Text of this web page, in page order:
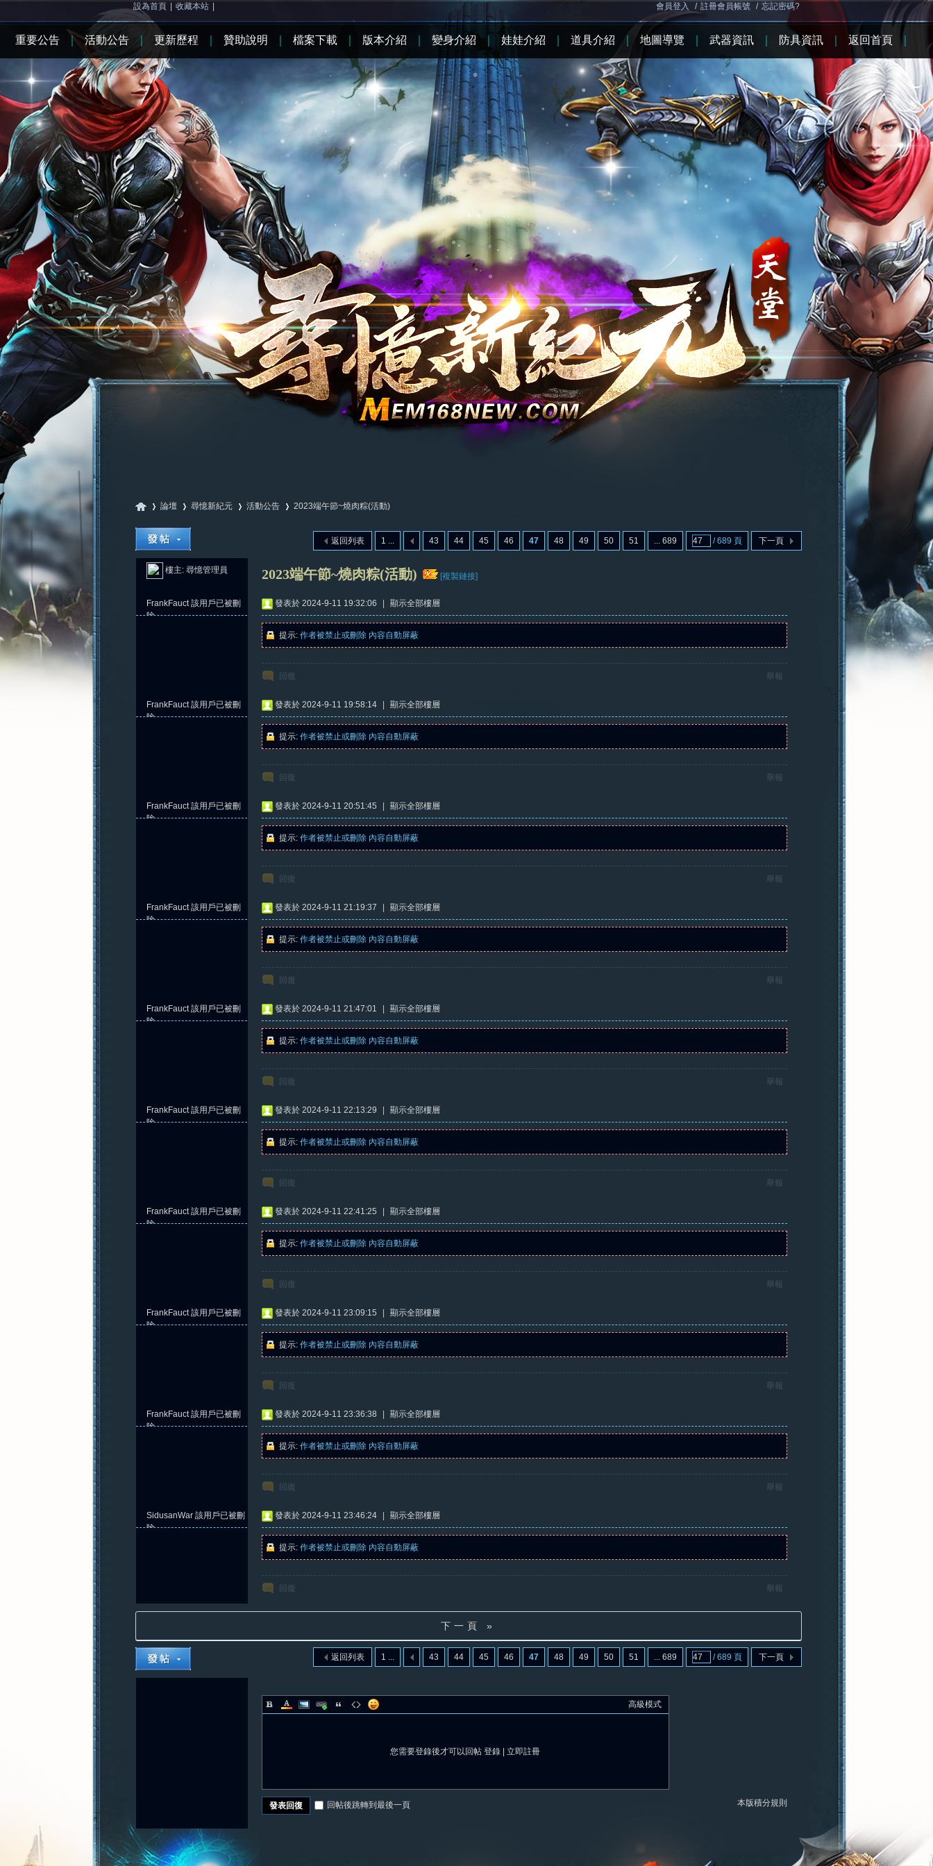
設為首頁 收藏本站 會員登入 / 註冊會員帳號 / 忘記密碼?
元
»
論壇
›
尋憶新紀元 活動公告 2023端午節~燒肉粽(活動)
1 ... 43 44 45 46 47 48 49 50 51 ... 689 / 689 頁 下一頁
返回列表
樓主: 尋憶管理員 2023端午節~燒肉粽(活動) [複製鏈接]
FrankFauct該用戶已被刪
除
發表於 2024-9-11 19:32:06 顯示全部樓層
提示: 作者被禁止或刪除 內容自動屏蔽
回復 舉報
FrankFauct該用戶已被刪
除
發表於 2024-9-11 19:58:14 顯示全部樓層
提示: 作者被禁止或刪除 內容自動屏蔽
回復 舉報
FrankFauct該用戶已被刪
除
發表於 2024-9-11 20:51:45 顯示全部樓層
提示: 作者被禁止或刪除 內容自動屏蔽
回復 舉報
FrankFauct該用戶已被刪
除
發表於 2024-9-11 21:19:37 顯示全部樓層
提示: 作者被禁止或刪除 內容自動屏蔽
回復 舉報
FrankFauct該用戶已被刪
除
發表於 2024-9-11 21:47:01 顯示全部樓層
提示: 作者被禁止或刪除 內容自動屏蔽
回復 舉報
FrankFauct該用戶已被刪
除
發表於 2024-9-11 22:13:29 顯示全部樓層
提示: 作者被禁止或刪除 內容自動屏蔽
回復 舉報
FrankFauct該用戶已被刪
除
發表於 2024-9-11 22:41:25 顯示全部樓層
提示: 作者被禁止或刪除 內容自動屏蔽
回復 舉報
FrankFauct該用戶已被刪
除
發表於 2024-9-11 23:09:15 顯示全部樓層
提示: 作者被禁止或刪除 內容自動屏蔽
回復 舉報
FrankFauct該用戶已被刪
除
發表於 2024-9-11 23:36:38 顯示全部樓層
提示: 作者被禁止或刪除 內容自動屏蔽
回復 舉報
SidusanWar 該用戶已被刪
除
發表於 2024-9-11 23:46:24 顯示全部樓層
提示: 作者被禁止或刪除 內容自動屏蔽
回復 舉報
下一頁 »
1 ... 43 44 45 46 47 48 49 50 51 ... 689 / 689 頁 下一頁
返回列表
高級模式
您需要登錄後才可以回帖 登錄 立即註冊
本版積分規則
發表回復 回帖後跳轉到最後一頁